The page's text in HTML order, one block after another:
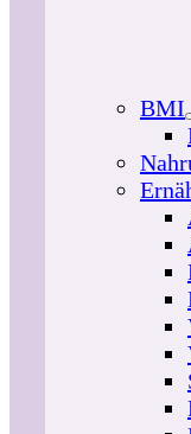
BMI